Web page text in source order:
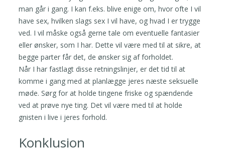
man går i gang. I kan f.eks. blive enige om, hvor ofte I vil
have sex, hvilken slags sex I vil have, og hvad I er trygge
ved. I vil måske også gerne tale om eventuelle fantasier
eller ønsker, som I har. Dette vil være med til at sikre, at
begge parter får det, de ønsker sig af forholdet.
Når I har fastlagt disse retningslinjer, er det tid til at
komme i gang med at planlægge jeres næste seksuelle
møde. Sørg for at holde tingene friske og spændende
ved at prøve nye ting. Det vil være med til at holde
gnisten i live i jeres forhold.
Konklusion